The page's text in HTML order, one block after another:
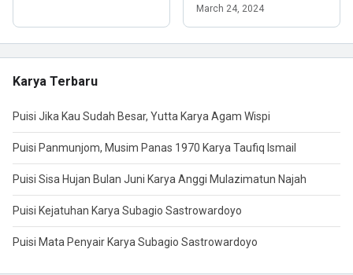
March 24, 2024
Karya Terbaru
Puisi Jika Kau Sudah Besar, Yutta Karya Agam Wispi
Puisi Panmunjom, Musim Panas 1970 Karya Taufiq Ismail
Puisi Sisa Hujan Bulan Juni Karya Anggi Mulazimatun Najah
Puisi Kejatuhan Karya Subagio Sastrowardoyo
Puisi Mata Penyair Karya Subagio Sastrowardoyo